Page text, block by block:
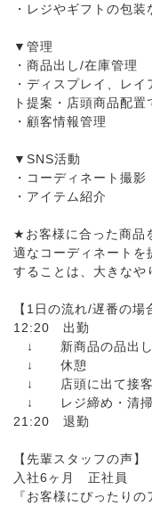
・レジやギフトの包
▼管理
・商品出し/在庫管理
・ディスプレイ、レ
ト提案・店頭商品配置
・顧客情報管理
▼SNS活動
・コーディネート撮影
・アイテム紹介
★お客様に合った商品
適なコーディネートを
することは、大きなや
【1日の流れ/遅番の場
12:20 出勤
↓ 新商品の品出し
↓ 休憩
↓ 店頭に出て接客
↓ レジ締め・清掃
21:20 退勤
【先輩スタッフの声】
入社6ヶ月 正社員
『お客様にぴったり